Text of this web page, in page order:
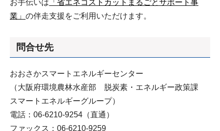
お手伝いは 「省エネコストカットまるごとサポート事
業」 の伴走支援をご利用いただけます。
問合せ先
おおさかスマートエネルギーセンター
（大阪府環境農林水産部 脱炭素・エネルギー政策課
スマートエネルギーグループ）
電話：06-6210-9254（直通）
ファックス：06-6210-9259